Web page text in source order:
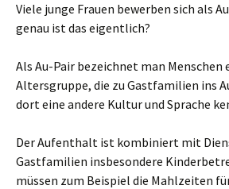
Viele junge Frauen bewerben sich als
genau ist das eigentlich?
Als Au-Pair bezeichnet man
Altersgruppe, die zu Gastfamilien ins
dort eine andere Kultur und Sprache
Der Aufenthalt ist kombiniert mit
Gastfamilien insbesondere
müssen zum Beispiel die Mahlzeiten